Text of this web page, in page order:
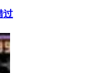
过